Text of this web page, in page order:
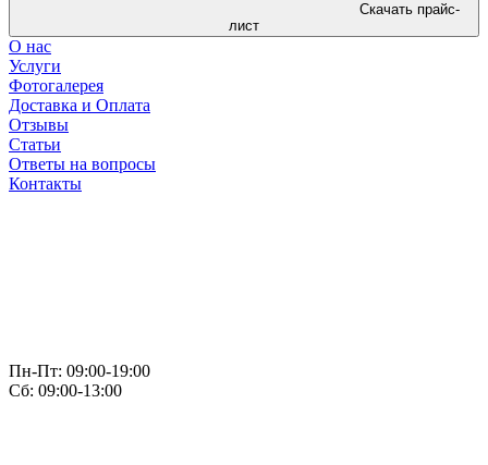
Скачать прайс-
лист
О нас
Услуги
Фотогалерея
Доставка и Оплата
Отзывы
Статьи
Ответы на вопросы
Контакты
Пн-Пт: 09:00-19:00
Сб: 09:00-13:00